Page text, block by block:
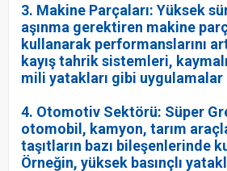
3. Makine Parçaları: Yüksek
aşınma gerektiren makine
kullanarak performanslarını
kayış tahrik sistemleri,
mili yatakları gibi uygulamalar
4. Otomotiv Sektörü: Süper
otomobil, kamyon, tarım
taşıtların bazı bileşenlerinde
Örneğin, yüksek basınçlı